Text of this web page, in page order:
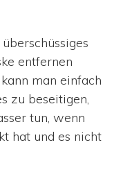
entfernen
man einfach
zu beseitigen,
tun, wenn
hat und es nicht